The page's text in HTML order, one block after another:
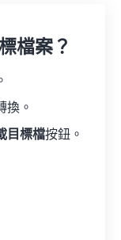
檔案？
換。
目標檔按鈕。